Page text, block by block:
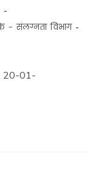
- संलग्नता विभाग
20-01-